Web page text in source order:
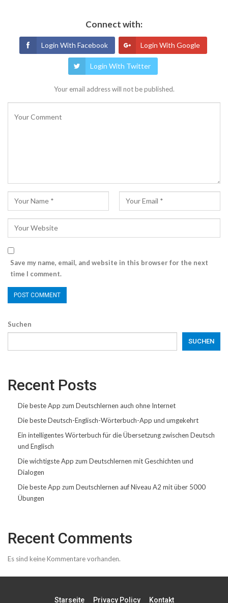
Connect with:
Login With Facebook Login With Google
Login With Twitter
Your email address will not be published.
Save my name, email, and website in this browser for the next
time I comment.
Suchen
SUCHEN
Recent Posts
Die beste App zum Deutschlernen auch ohne Internet
Die beste Deutsch-Englisch-Wörterbuch-App und umgekehrt
Ein intelligentes Wörterbuch für die Übersetzung zwischen Deutsch
und Englisch
Die wichtigste App zum Deutschlernen mit Geschichten und
Dialogen
Die beste App zum Deutschlernen auf Niveau A2 mit über 5000
Übungen
Recent Comments
Es sind keine Kommentare vorhanden.
Starseite Privacy Policy Kontakt